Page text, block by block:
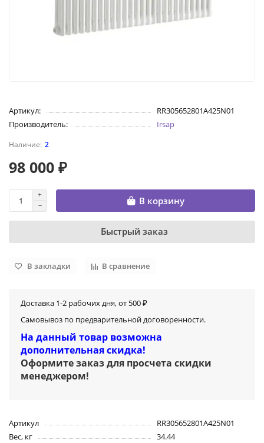
Артикул:
RR305652801A425N01
Производитель:
Irsap
2
98 000 ₽
В корзину
Быстрый заказ
В закладки В сравнение
Доставка 1-2 рабочих дня, от 500 ₽
Самовывоз по предварительной договоренности.
На данный товар возможна
дополнительная скидка!
Оформите заказ для просчета скидки
менеджером!
Артикул
RR305652801A425N01
Вес, кг
34.44